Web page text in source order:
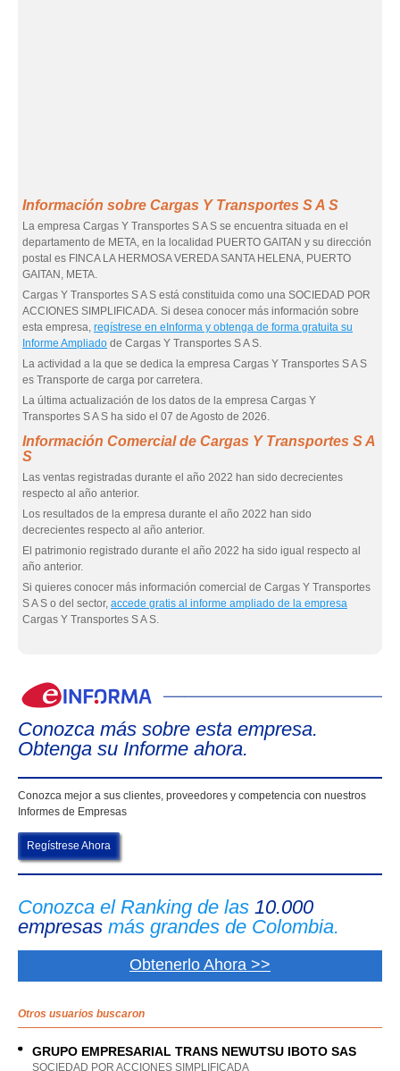
Información sobre Cargas Y Transportes S A S
La empresa Cargas Y Transportes S A S se encuentra situada en el
departamento de META, en la localidad PUERTO GAITAN y su dirección
postal es FINCA LA HERMOSA VEREDA SANTA HELENA, PUERTO
GAITAN, META.
Cargas Y Transportes S A S está constituida como una SOCIEDAD POR
ACCIONES SIMPLIFICADA. Si desea conocer más información sobre
esta empresa, regístrese en eInforma y obtenga de forma gratuita su
Informe Ampliado de Cargas Y Transportes S A S.
La actividad a la que se dedica la empresa Cargas Y Transportes S A S
es Transporte de carga por carretera.
La última actualización de los datos de la empresa Cargas Y
Transportes S A S ha sido el 07 de Agosto de 2026.
Información Comercial de Cargas Y Transportes S A
S
Las ventas registradas durante el año 2022 han sido decrecientes
respecto al año anterior.
Los resultados de la empresa durante el año 2022 han sido
decrecientes respecto al año anterior.
El patrimonio registrado durante el año 2022 ha sido igual respecto al
año anterior.
Si quieres conocer más información comercial de Cargas Y Transportes
S A S o del sector, accede gratis al informe ampliado de la empresa
Cargas Y Transportes S A S.
Conozca más sobre esta empresa.
Obtenga su Informe ahora.
Conozca mejor a sus clientes, proveedores y competencia con nuestros
Informes de Empresas
Regístrese Ahora
Conozca el Ranking de las 10.000
empresas más grandes de Colombia.
Obtenerlo Ahora >>
Otros usuarios buscaron
GRUPO EMPRESARIAL TRANS NEWUTSU IBOTO SAS
SOCIEDAD POR ACCIONES SIMPLIFICADA